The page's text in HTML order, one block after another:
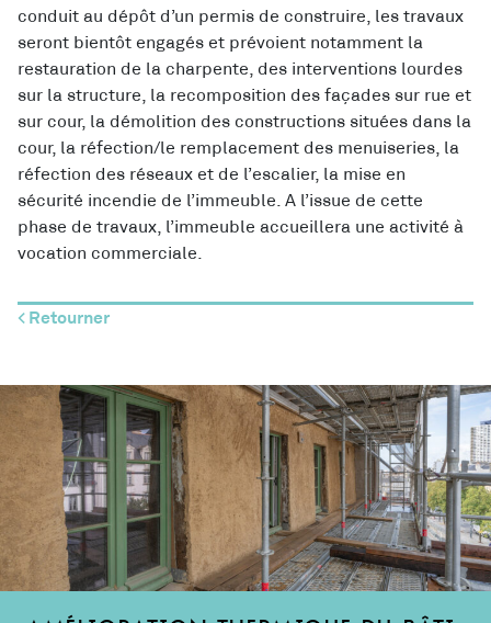
conduit au dépôt d’un permis de construire, les travaux
seront bientôt engagés et prévoient notamment la
restauration de la charpente, des interventions lourdes
sur la structure, la recomposition des façades sur rue et
sur cour, la démolition des constructions situées dans la
cour, la réfection/le remplacement des menuiseries, la
réfection des réseaux et de l’escalier, la mise en
sécurité incendie de l’immeuble. A l’issue de cette
phase de travaux, l’immeuble accueillera une activité à
vocation commerciale.
< Retourner